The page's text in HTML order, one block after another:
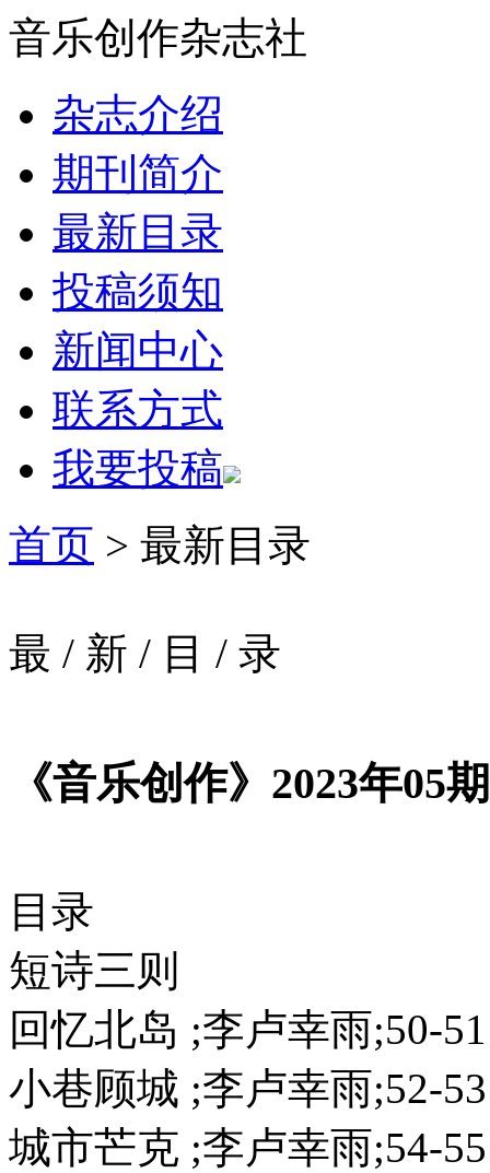
音乐创作杂志社
杂志介绍
期刊简介
最新目录
投稿须知
新闻中心
联系方式
我要投稿
首页 > 最新目录
最 / 新 / 目 / 录
《音乐创作》2023年05期
目录
短诗三则
回忆北岛 ;李卢幸雨;50-51
小巷顾城 ;李卢幸雨;52-53
城市芒克 ;李卢幸雨;54-55